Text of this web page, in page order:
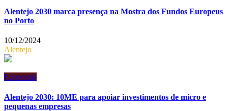
Alentejo 2030 marca presença na Mostra dos Fundos Europeus
no Porto
10/12/2024
Alentejo
Economia
Alentejo 2030: 10ME para apoiar investimentos de micro e
pequenas empresas